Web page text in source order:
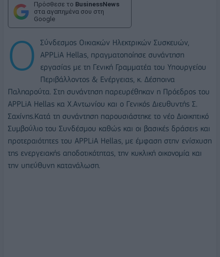
Πρόσθεσε το BusinessNews
στα αγαπημένα σου στη
Google
Ο
Σύνδεσμος Οικιακών Ηλεκτρικών Συσκευών,
APPLiA Hellas, πραγματοποίησε συνάντηση
εργασίας με τη Γενική Γραμματέα του Υπουργείου
Περιβάλλοντος & Ενέργειας, κ. Δέσποινα
Παληαρούτα. Στη συνάντηση παρευρέθηκαν η Πρόεδρος του
APPLiA Hellas κα Χ.Αντωνίου και ο Γενικός Διευθυντής Σ.
Σαχίνης.Κατά τη συνάντηση παρουσιάστηκε το νέο Διοικητικό
Συμβούλιο του Συνδέσμου καθώς και οι βασικές δράσεις και
προτεραιότητες του APPLiA Hellas, με έμφαση στην ενίσχυση
της ενεργειακής αποδοτικότητας, την κυκλική οικονομία και
την υπεύθυνη κατανάλωση.